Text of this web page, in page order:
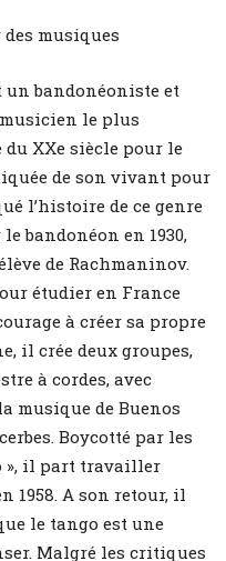
musiques
un bandonéoniste et
le plus
XXe siècle pour le
de son vivant pour
l’histoire de ce genre
bandonéon en 1930,
de Rachmaninov.
étudier en France
à créer sa propre
il crée deux groupes,
à cordes, avec
musique de Buenos
Boycotté par les
», il part travailler
1958. A son retour, il
le tango est une
Malgré les critiques